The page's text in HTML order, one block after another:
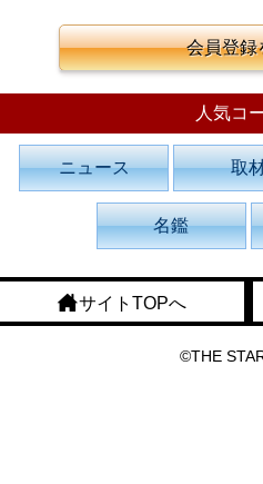
会員登録
人気コ
ニュース 取
名鑑
サイトTOPへ
©THE